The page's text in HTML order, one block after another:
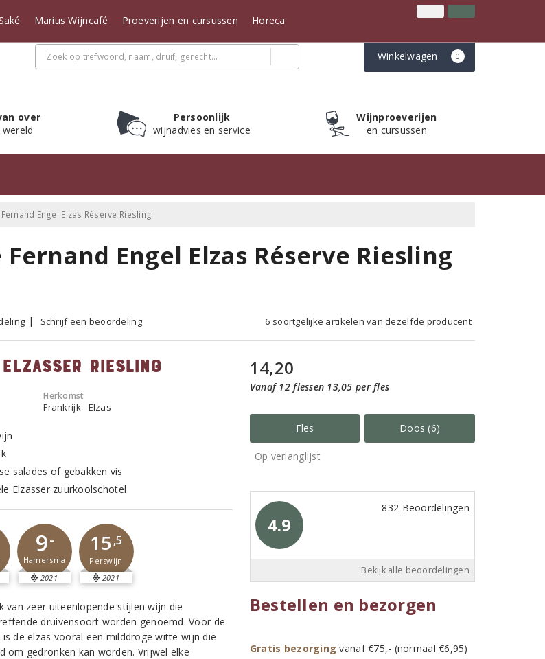
Klantenservice
Winkelwagen 0
over
Persoonlijk
wijnadvies en service
Wijnproeverijen
en cursussen
Marius Wijncafé Proeverijen en cursussen Horeca
Engel Elzas Réserve Riesling
Engel Elzas Réserve Riesling
Schrijf een beoordeling 6 soortgelijke artikelen van dezelfde producent
Elzasser riesling
Herkomst
Frankrijk - Elzas
salades of gebakken vis
Elzasser zuurkoolschotel
9-
Hamersma
2021
15,5
Perswijn
2021
van zeer uiteenlopende stijlen wijn die
druivensoort worden genoemd. Voor de
de elzas vooral een milddroge witte wijn die
om gedronken kan worden. Vrijwel elke
14,20
Vanaf 12 flessen 13,05 per fles
Fles Doos (6)
Op verlanglijst
4.9
832 Beoordelingen
Bekijk alle beoordelingen
Bestellen en bezorgen
Gratis bezorging vanaf €75,- (normaal €6,95)